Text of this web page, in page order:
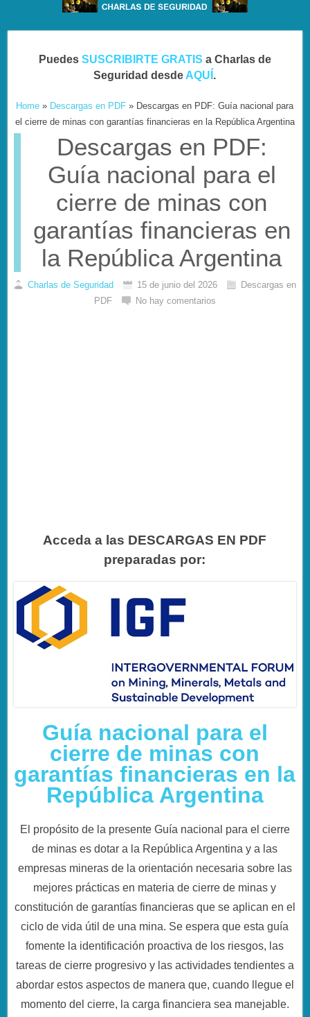
Puedes SUSCRIBIRTE GRATIS a Charlas de
Seguridad desde AQUÍ .
Home » Descargas en PDF » Descargas en PDF: Guía nacional para
el cierre de minas con garantías financieras en la República Argentina
Descargas en PDF:
Guía nacional para el
cierre de minas con
garantías financieras en
la República Argentina
Charlas de Seguridad 15 de junio del 2026
Descargas en
PDF
No hay comentarios
Acceda a las DESCARGAS EN PDF
preparadas por:
Guía nacional para el
cierre de minas con
garantías financieras en la
República Argentina
El propósito de la presente Guía nacional para el cierre
de minas es dotar a la República Argentina y a las
empresas mineras de la orientación necesaria sobre las
mejores prácticas en materia de cierre de minas y
constitución de garantías financieras que se aplican en el
ciclo de vida útil de una mina. Se espera que esta guía
fomente la identificación proactiva de los riesgos, las
tareas de cierre progresivo y las actividades tendientes a
abordar estos aspectos de manera que, cuando llegue el
momento del cierre, la carga financiera sea manejable.